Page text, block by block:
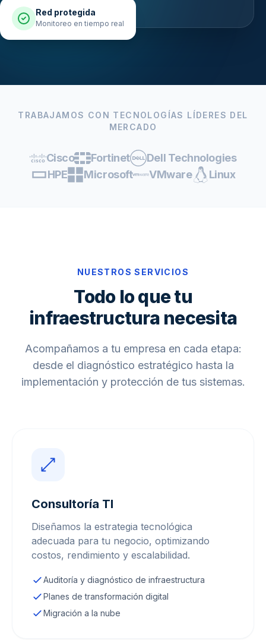
Red protegida
Monitoreo en tiempo real
TRABAJAMOS CON TECNOLOGÍAS LÍDERES DEL
MERCADO
Cisco Fortinet
Dell Technologies
HPE
Microsoft VMware Linux
NUESTROS SERVICIOS
Todo lo que tu
infraestructura necesita
Acompañamos a tu empresa en cada etapa:
desde el diagnóstico estratégico hasta la
implementación y protección de tus sistemas.
Consultoría TI
Diseñamos la estrategia tecnológica
adecuada para tu negocio, optimizando
costos, rendimiento y escalabilidad.
Auditoría y diagnóstico de infraestructura
Planes de transformación digital
Migración a la nube